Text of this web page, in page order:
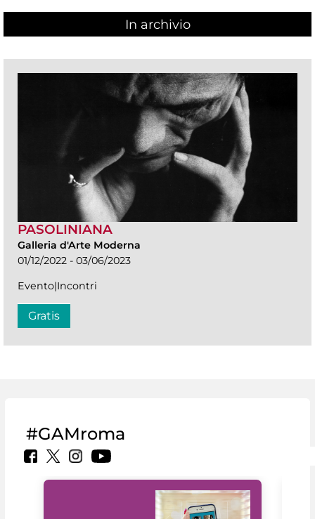
In archivio
PASOLINIANA
Galleria d'Arte Moderna
01/12/2022 - 03/06/2023
Evento|Incontri
Gratis
#GAMroma